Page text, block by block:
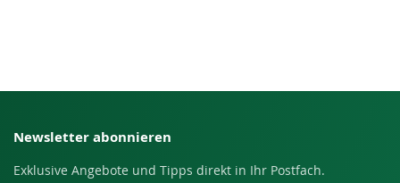
Newsletter abonnieren
Exklusive Angebote und Tipps direkt in Ihr Postfach.